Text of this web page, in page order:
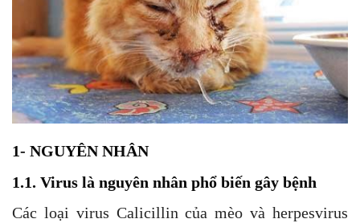
1- NGUYÊN NHÂN
1.1. Virus là nguyên nhân phổ biến gây bệnh
Các loại virus Calicillin của mèo và herpesvirus